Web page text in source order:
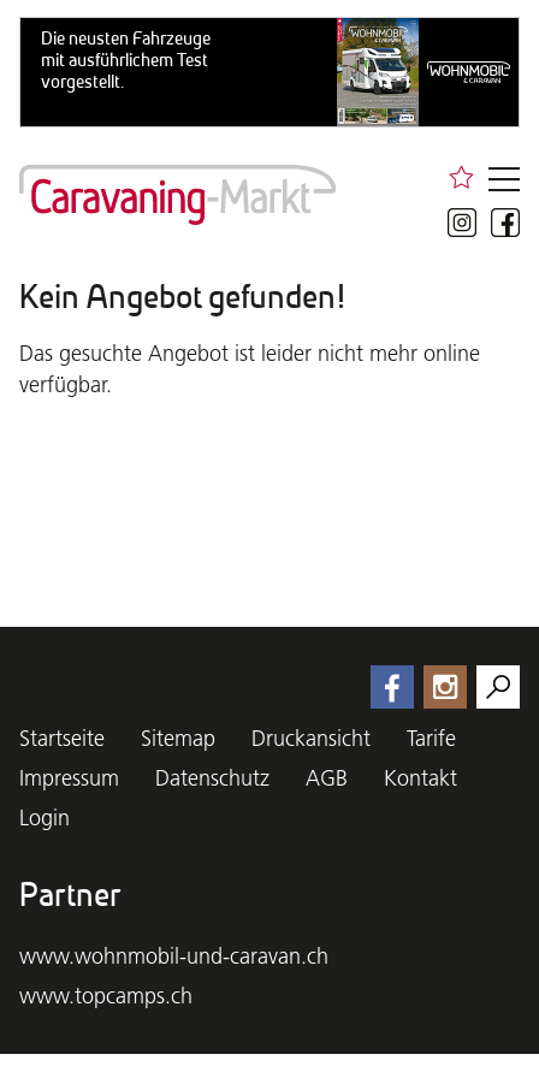
Kein Angebot gefunden!
Das gesuchte Angebot ist leider nicht mehr online
verfügbar.
Startseite Sitemap Druckansicht
Tarife
Impressum
Datenschutz AGB
Kontakt
Login
Partner
www.wohnmobil-und-caravan.ch
www.topcamps.ch